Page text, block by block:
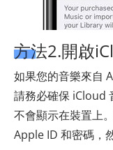
方法2.開啟
如果您的音樂來自
請務必確保 iCloud
不會顯示在裝置上
Apple ID 和密碼，